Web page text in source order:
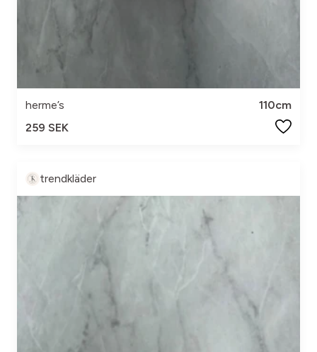
herme’s
110cm
259 SEK
trendkläder